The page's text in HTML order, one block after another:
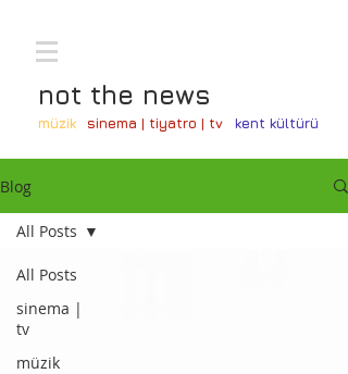
not the news
müzik sinema | tiyatro | tv kent kültürü
Blog
All Posts
sinema |
tv
müzik
All Posts